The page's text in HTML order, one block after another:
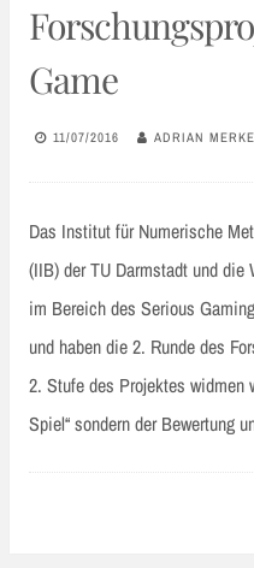
Game
11/07/2016 ADRIAN
Das Institut für Numerische
(IIB) der TU Darmstadt und
im Bereich des Serious
und haben die 2. Runde des
2. Stufe des Projektes widmen
Spiel“ sondern der Bewertung